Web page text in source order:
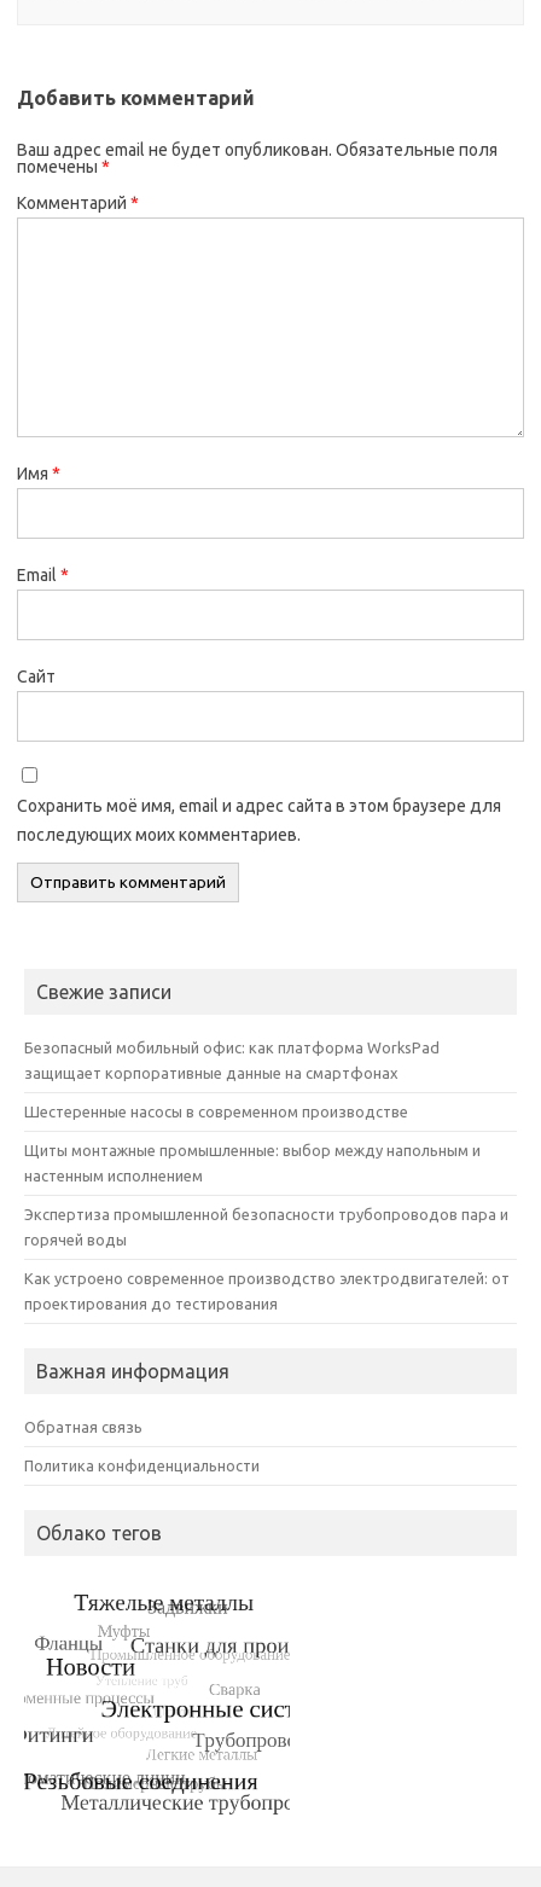
Добавить комментарий
Ваш адрес email не будет опубликован. Обязательные поля
помечены *
Комментарий *
Имя *
Email *
Сайт
Сохранить моё имя, email и адрес сайта в этом браузере для
последующих моих комментариев.
Свежие записи
Безопасный мобильный офис: как платформа WorksPad
защищает корпоративные данные на смартфонах
Шестеренные насосы в современном производстве
Щиты монтажные промышленные: выбор между напольным и
настенным исполнением
Экспертиза промышленной безопасности трубопроводов пара и
горячей воды
Как устроено современное производство электродвигателей: от
проектирования до тестирования
Важная информация
Обратная связь
Политика конфиденциальности
Облако тегов